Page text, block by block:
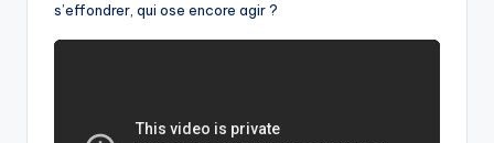
s’effondrer, qui ose encore agir ?